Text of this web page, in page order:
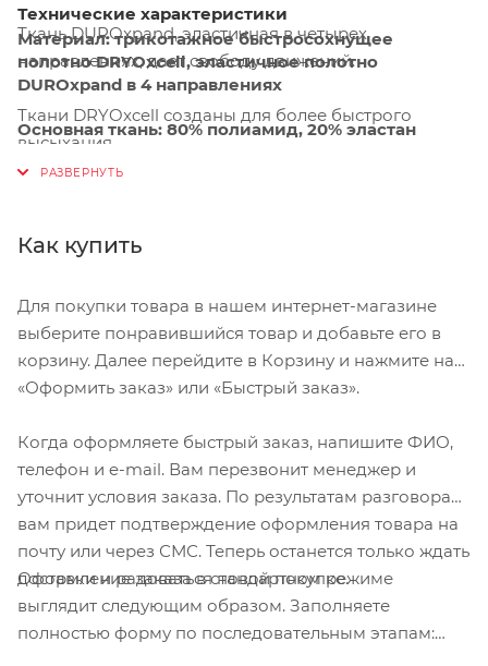
Ткань DUROxpand, эластичная в четырех
направлениях, дает свободу движений.
Ткани DRYOxcell созданы для более быстрого
высыхания.
площади.
Технические характеристики
Материал:трикотажное быстросохнущее
полотно DRYOxcell, эластичное полотно
DUROxpand в 4 направлениях
Основная ткань: 80% полиамид, 20% эластан
Сетка:85% полиэстер, 15% эластан
Особенности:
нижняя кромка для захвата, прокладка+
спортивная прокладка для мужчин
Вес: 180 г
30 ° C), не отбеливать, не сушить в стиральной
машине, гладить при слабом нагреве (макс. 110 °
C), не подвергать химической чистке, не
использовать кондиционер для белья
Как купить
Для покупки товара в нашем интернет-магазине
выберите понравившийся товар и добавьте его в
корзину. Далее перейдите в Корзину и нажмите на
«Оформить заказ» или «Быстрый заказ».
Когда оформляете быстрый заказ, напишите ФИО,
телефон и e-mail. Вам перезвонит менеджер и
уточнит условия заказа. По результатам разговора
вам придет подтверждение оформления товара на
почту или через СМС. Теперь останется только ждать
доставки и радоваться новой покупке.
Оформление заказа в стандартном режиме
выглядит следующим образом. Заполняете
полностью форму по последовательным этапам: